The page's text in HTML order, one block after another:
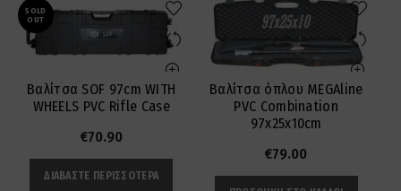
SOLD
OUT
Βαλίτσα SOF 97cm WITH
WHEELS PVC Rifle Case
€70.90
ΔΙΑΒΆΣΤΕ ΠΕΡΙΣΣΌΤΕΡΑ
Βαλίτσα όπλου MEGAline
PVC Combination
97x25x10cm
€79.00